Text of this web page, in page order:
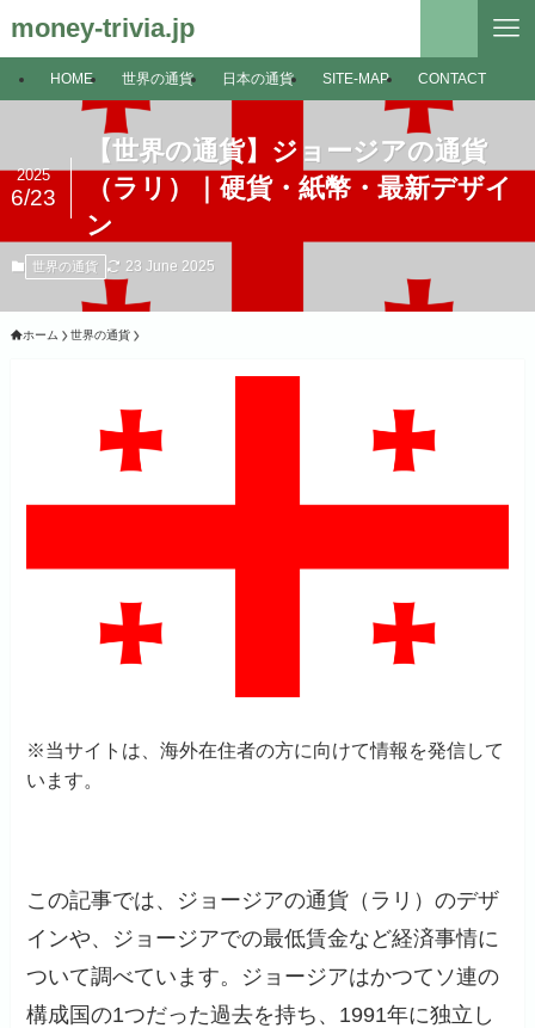
money-trivia.jp
HOME 世界の通貨 日本の通貨 SITE-MAP CONTACT
【世界の通貨】ジョージアの通貨
（ラリ）｜硬貨・紙幣・最新デザイ
ン
2025
6/23
世界の通貨 23 June 2025
ホーム 世界の通貨
※当サイトは、海外在住者の方に向けて情報を発信して
います。
この記事では、ジョージアの通貨（ラリ）のデザ
インや、ジョージアでの最低賃金など経済事情に
ついて調べています。ジョージアはかつてソ連の
構成国の1つだった過去を持ち、1991年に独立し